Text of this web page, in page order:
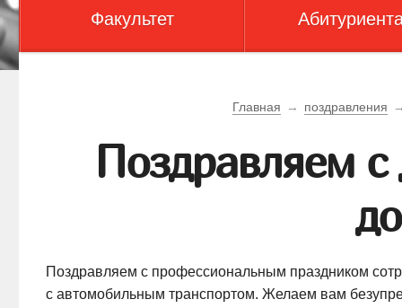
Факультет
Главная → поздравления
Поздравляем
Поздравляем с профессиональным праздником
с автомобильным транспортом. Желаем вам